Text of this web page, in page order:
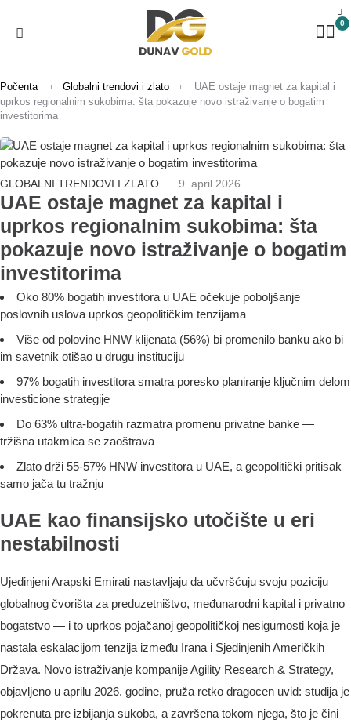
0
Počenta Globalni trendovi i zlato
UAE ostaje magnet za kapital i
uprkos regionalnim sukobima: šta pokazuje novo istraživanje o bogatim
investitorima
GLOBALNI TRENDOVI I ZLATO 9. april 2026.
UAE ostaje magnet za kapital i
uprkos regionalnim sukobima: šta
pokazuje novo istraživanje o bogatim
investitorima
Oko 80% bogatih investitora u UAE očekuje poboljšanje
poslovnih uslova uprkos geopolitičkim tenzijama
Više od polovine HNW klijenata (56%) bi promenilo banku ako bi
im savetnik otišao u drugu instituciju
97% bogatih investitora smatra poresko planiranje ključnim delom
investicione strategije
Do 63% ultra-bogatih razmatra promenu privatne banke —
tržišna utakmica se zaoštrava
Zlato drži 55-57% HNW investitora u UAE, a geopolitički pritisak
samo jača tu tražnju
UAE kao finansijsko utočište u eri
nestabilnosti
Ujedinjeni Arapski Emirati nastavljaju da učvršćuju svoju poziciju
globalnog čvorišta za preduzetništvo, međunarodni kapital i privatno
bogatstvo — i to uprkos pojačanoj geopolitičkoj nesigurnosti koja je
nastala eskalacijom tenzija između Irana i Sjedinjenih Američkih
Država. Novo istraživanje kompanije Agility Research & Strategy,
objavljeno u aprilu 2026. godine, pruža retko dragocen uvid: studija je
pokrenuta pre izbijanja sukoba, a završena tokom njega, što je čini